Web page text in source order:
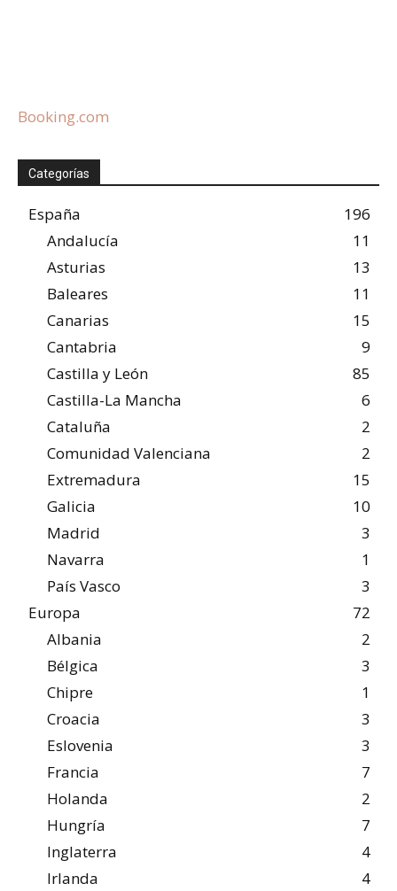
Booking.com
Categorías
España
196
Andalucía
11
Asturias
13
Baleares
11
Canarias
15
Cantabria
9
Castilla y León
85
Castilla-La Mancha
6
Cataluña
2
Comunidad Valenciana
2
Extremadura
15
Galicia
10
Madrid
3
Navarra
1
País Vasco
3
Europa
72
Albania
2
Bélgica
3
Chipre
1
Croacia
3
Eslovenia
3
Francia
7
Holanda
2
Hungría
7
Inglaterra
4
Irlanda
4